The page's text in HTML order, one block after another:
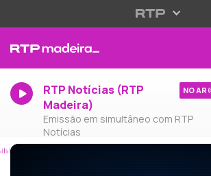
RTP Notícias (RTP
Madeira)
Emissão em simultâneo com RTP
Notícias
NO AR